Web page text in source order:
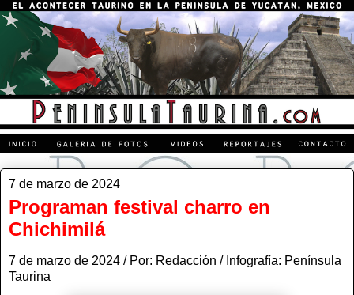
7 de marzo de 2024
Programan festival charro en
Chichimilá
7 de marzo de 2024 / Por: Redacción / Infografía: Península
Taurina